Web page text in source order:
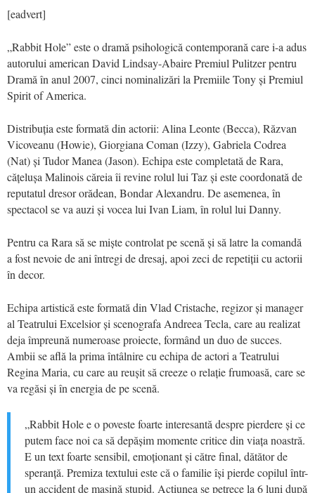
[eadvert]
„Rabbit Hole” este o dramă psihologică contemporană care i-a adus
autorului american David Lindsay-Abaire Premiul Pulitzer pentru
Dramă în anul 2007, cinci nominalizări la Premiile Tony și Premiul
Spirit of America.
Distribuția este formată din actorii: Alina Leonte (Becca), Răzvan
Vicoveanu (Howie), Giorgiana Coman (Izzy), Gabriela Codrea
(Nat) și Tudor Manea (Jason). Echipa este completată de Rara,
cățelușa Malinois căreia îi revine rolul lui Taz și este coordonată de
reputatul dresor orădean, Bondar Alexandru. De asemenea, în
spectacol se va auzi și vocea lui Ivan Liam, în rolul lui Danny.
Pentru ca Rara să se miște controlat pe scenă și să latre la comandă
a fost nevoie de ani întregi de dresaj, apoi zeci de repetiții cu actorii
în decor.
Echipa artistică este formată din Vlad Cristache, regizor și manager
al Teatrului Excelsior și scenografa Andreea Tecla, care au realizat
deja împreună numeroase proiecte, formând un duo de succes.
Ambii se află la prima întâlnire cu echipa de actori a Teatrului
Regina Maria, cu care au reușit să creeze o relație frumoasă, care se
va regăsi și în energia de pe scenă.
„Rabbit Hole e o poveste foarte interesantă despre pierdere și ce
putem face noi ca să depășim momente critice din viața noastră.
E un text foarte sensibil, emoționant și către final, dătător de
speranță. Premiza textului este că o familie își pierde copilul într-
un accident de mașină stupid. Acțiunea se petrece la 6 luni după